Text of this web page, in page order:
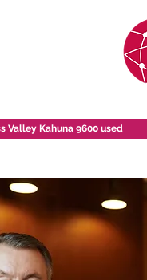
Valley Kahuna 9600 used